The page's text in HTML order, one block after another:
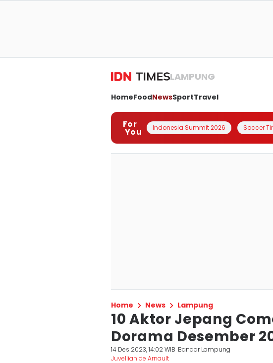
LAMPUNG
HomeFoodNewsSportTravel
For
You Indonesia Summit 2026 Soccer
Home News Lampung
10 Aktor Jepang
Dorama Desember
14 Des 2023, 14:02 WIB Bandar Lampung
Juvellian de Arnault